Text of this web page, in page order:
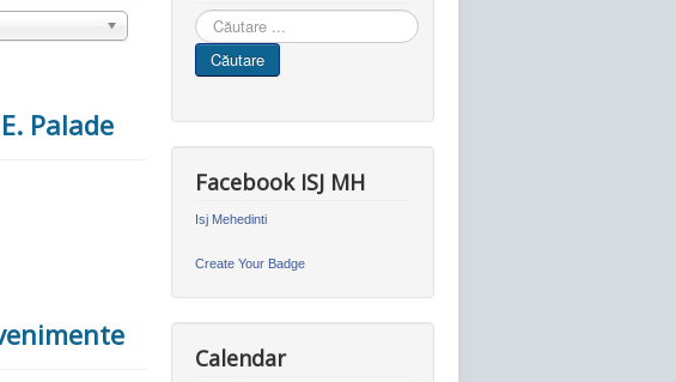
Palade
Cauta
in
site
Căutare
Facebook ISJ MH
Isj Mehedinti
Create Your Badge
Calendar